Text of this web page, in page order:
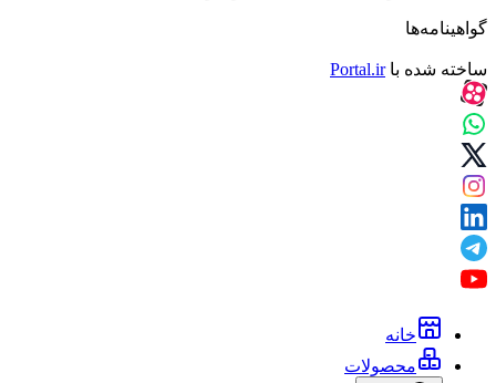
گواهینامه‌ها
ساخته شده باPortal.ir
خانه
محصولات